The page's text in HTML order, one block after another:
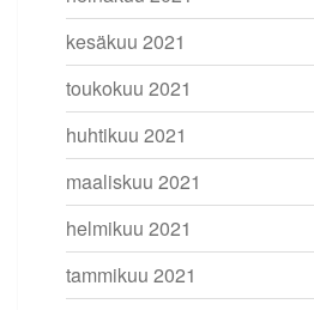
kesäkuu 2021
toukokuu 2021
huhtikuu 2021
maaliskuu 2021
helmikuu 2021
tammikuu 2021